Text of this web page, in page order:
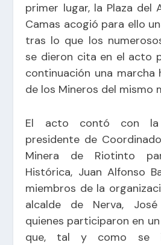
primer lugar, la Plaza del
Camas acogió para ello
tras lo que los
se dieron cita en el acto
continuación una marcha
de los Mineros del mismo
El acto contó con la
presidente de
Minera de Riotinto
Histórica, Juan Alfonso
miembros de la
alcalde de Nerva,
quienes participaron en
que, tal y como se